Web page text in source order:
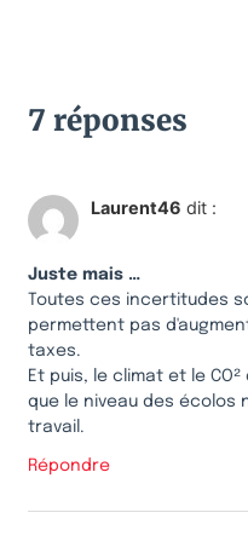
7 réponses
Laurent46 dit :
Juste mais …
Toutes ces incertitudes
permettent pas
taxes.
Et puis, le climat et le
que le niveau des écolos
travail.
Répondre